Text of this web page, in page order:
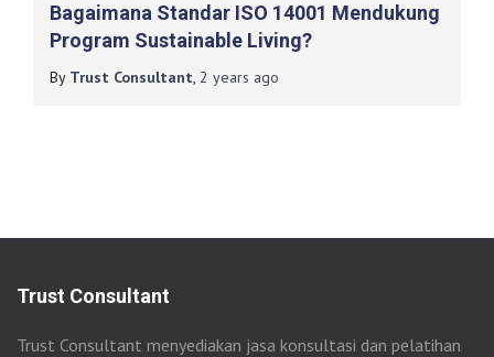
Bagaimana Standar ISO 14001 Mendukung
Program Sustainable Living?
By Trust Consultant, 2 years ago
Trust Consultant
Trust Consultant menyediakan jasa konsultasi dan pelatihan